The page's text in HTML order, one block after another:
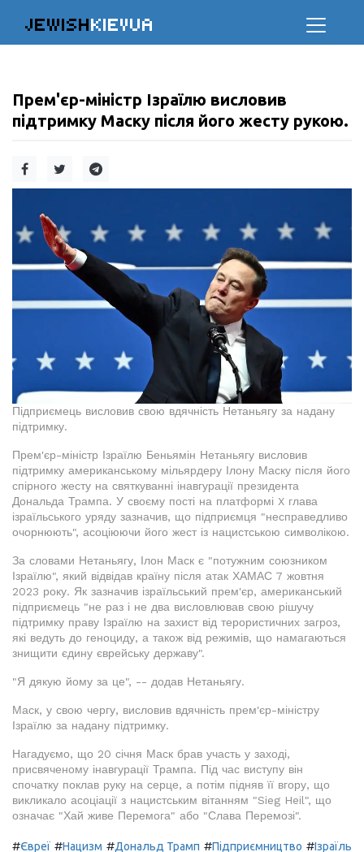
JEWISHKIEVUA
Прем'єр-міністр Ізраїлю висловив
підтримку Маску після його жесту рукою.
Підприємець висловив свою вдячність Нетаньягу за надану
підтримку.
Прем'єр-міністр Ізраїлю Беньямін Нетаньягу висловив
підтримку американському мільярдеру Ілону Маску після його
спірного жесту на святкуванні інавгурації президента
Дональда Трампа. У своєму пості на платформі X глава
ізраїльського уряду зазначив, що підприємця "несправедливо
очорнюють", асоціюючи його жест із нацистською символікою.
За словами Нетаньягу, Ілон Маск є "потужним союзником
Ізраїлю", який відвідав країну після атак ХАМАС 7 жовтня
2023 року. Як зазначив ізраїльський прем'єр, американський
підприємець "не раз і не два висловлював свою рішучу
підтримку праву Ізраїлю на захист від терористичних загроз,
які ведуть до геноциду, а також від режимів, що намагаються
знищити єдину єврейську державу".
"Я дякую йому за це", -- додав Нетаньягу.
Маск, у свою чергу, висловив вдячність прем'єр-міністру
Ізраїлю за надану підтримку.
Нагадуємо, що 20 січня Маск брав участь у заході,
присвяченому інавгурації Трампа. Під час виступу він
спочатку поклав руку на серце, а потім підняв її вгору, що
викликало асоціації з нацистським вітанням "Sieg Heil", що
означає "Хай живе Перемога" або "Слава Перемозі".
#Євреї #Нацизм #Дональд Трамп #Підприємництво #Ізраїль